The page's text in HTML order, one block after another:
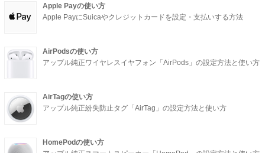
Apple Payの使い方
Apple PayにSuicaやクレジットカードを設定・支払いする方法
AirPodsの使い方
アップル純正ワイヤレスイヤフォン「AirPods」の設定方法と使い方
AirTagの使い方
アップル純正紛失防止タグ「AirTag」の設定方法と使い方
HomePodの使い方